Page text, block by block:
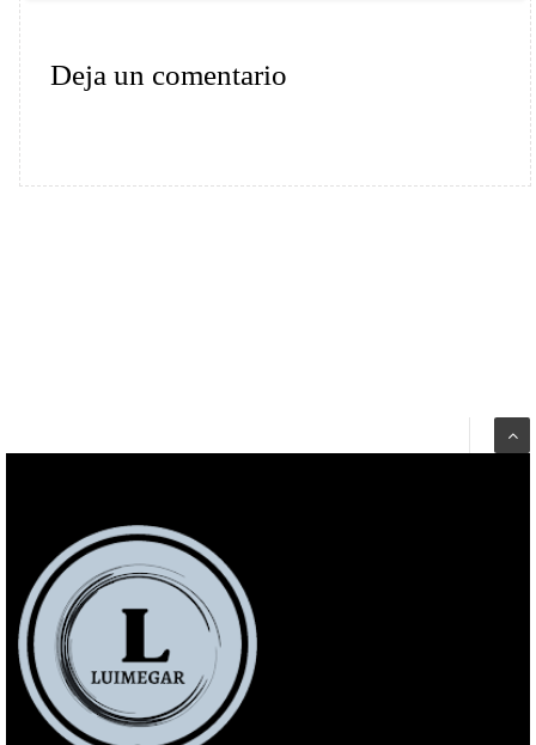
Deja un comentario